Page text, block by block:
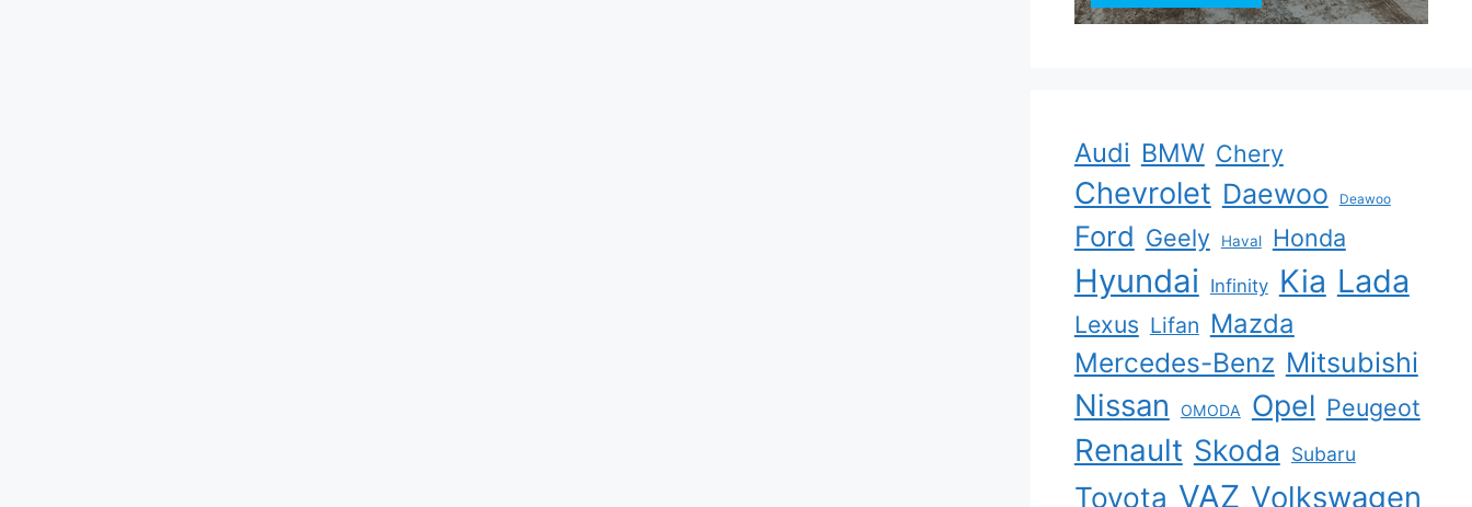
Audi BMW Chery
Chevrolet Daewoo Deawoo
Ford Geely Haval Honda
Hyundai Infinity Kia Lada
Lexus Lifan Mazda
Mercedes-Benz Mitsubishi
Nissan OMODA Opel Peugeot
Renault Skoda Subaru
Toyota VAZ Volkswagen